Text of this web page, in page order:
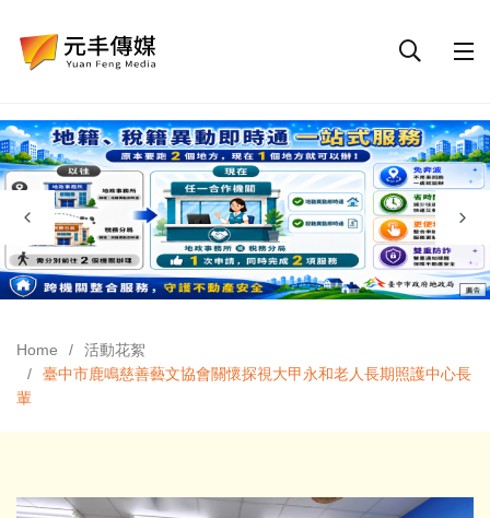
Home
活動花絮
臺中市鹿鳴慈善藝文協會關懷探視大甲永和老人長期照護中心長
輩